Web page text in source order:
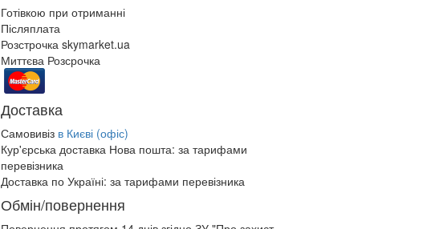
Готівкою при отриманні
Післяплата
Розстрочка skymarket.ua
Миттєва Розсрочка
Доставка
Самовивіз в Києві (офіс)
Кур'єрська доставка Нова пошта: за тарифами
перевізника
Доставка по Україні: за тарифами перевізника
Обмін/повернення